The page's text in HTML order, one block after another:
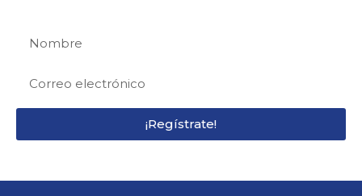
¡Regístrate!